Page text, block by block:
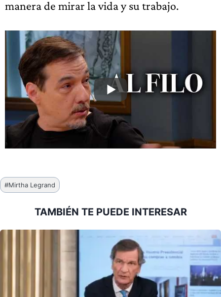
manera de mirar la vida y su trabajo.
Etiquetas
de
#Mirtha Legrand
TAMBIÉN TE PUEDE INTERESAR